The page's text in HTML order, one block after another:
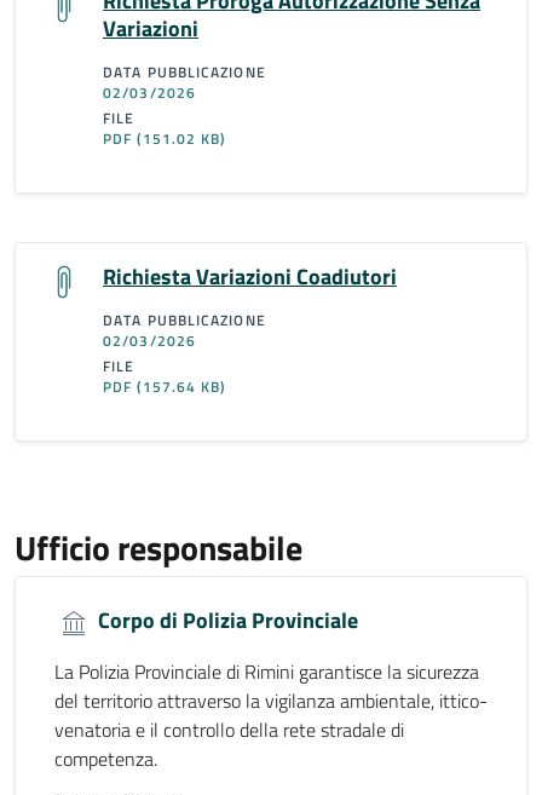
Variazioni
DATA PUBBLICAZIONE
02/03/2026
FILE
PDF(151.02 KB)
Richiesta Variazioni Coadiutori
DATA PUBBLICAZIONE
02/03/2026
FILE
PDF(157.64 KB)
Ufficio responsabile
Corpo di Polizia Provinciale
La Polizia Provinciale di Rimini garantisce la sicurezza
del territorio attraverso la vigilanza ambientale, ittico-
venatoria e il controllo della rete stradale di
competenza.